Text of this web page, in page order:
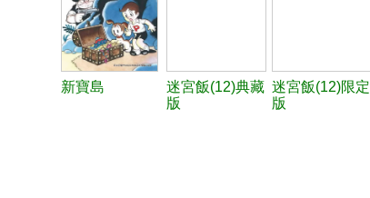
新寶島
迷宮飯(12)典藏
版
迷宮飯(12)限定
版